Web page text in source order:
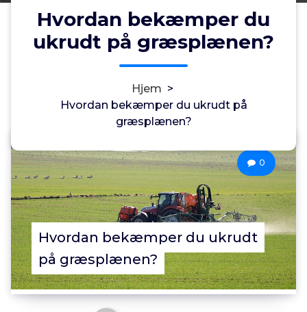
Hvordan bekæmper du
ukrudt på græsplænen?
Hjem >
Hvordan bekæmper du ukrudt på
græsplænen?
Hvordan bekæmper du ukrudt
på græsplænen?
0